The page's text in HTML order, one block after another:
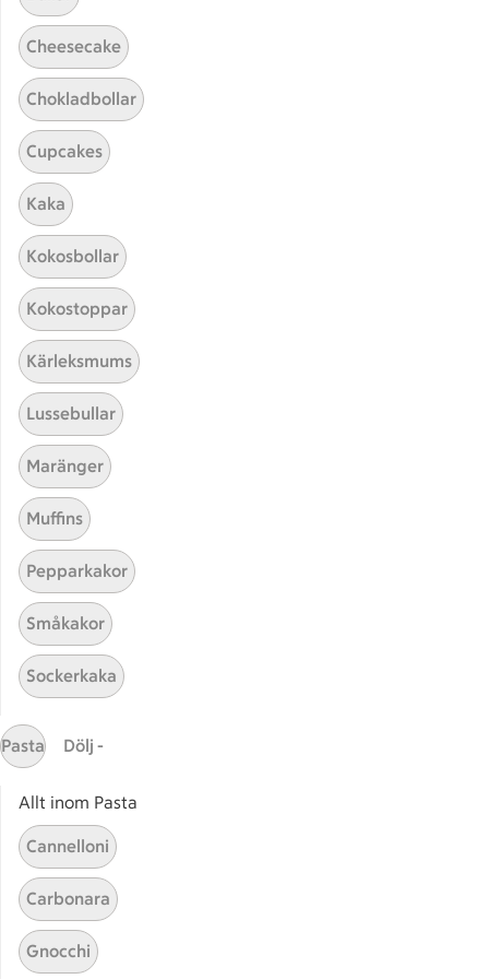
Hittade inget recept
Testa att söka på något nytt, eller ta bort något av
Kryddsmör
Här hittar du alla goda recept du har sparat och
Start
Cheesecake
Chokladbollar
Cupcakes
Kaka
Kokosbollar
Kokostoppar
Kärleksmums
Lussebullar
Maränger
Muffins
Pepparkakor
Småkakor
Sockerkaka
Pasta Dölj -
Allt inom Pasta
Cannelloni
Carbonara
Gnocchi